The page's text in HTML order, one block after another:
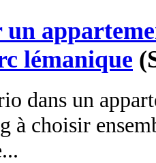
lémanique
dans un
à choisir